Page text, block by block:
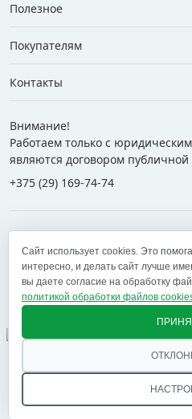
Полезное
Покупателям
Контакты
Внимание!
Работаем только с
являются договором
+375 (29) 169-74-74
+375 (17) 269-74-74
Брест, Витебск, Гомель,
Сайт использует cookies. Это
интересно, и делать сайт лучше
вы даете согласие на обработку
политикой обработки файлов